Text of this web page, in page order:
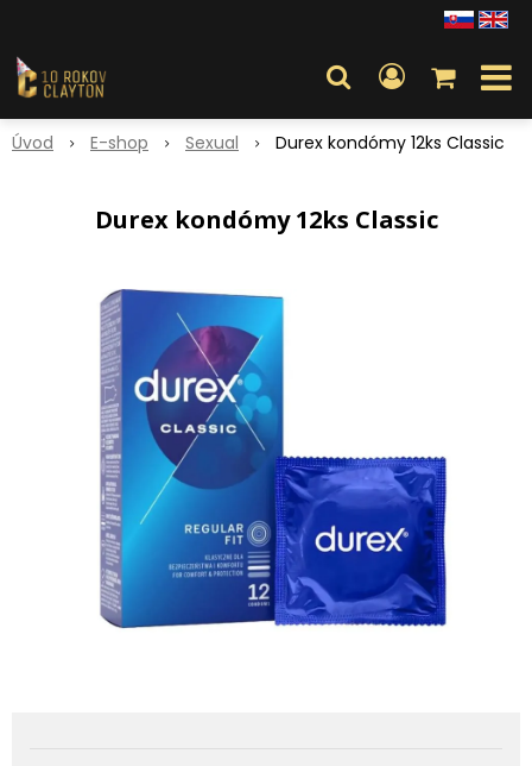
Úvod E-shop Sexual Durex kondómy 12ks Classic
Durex kondómy 12ks Classic